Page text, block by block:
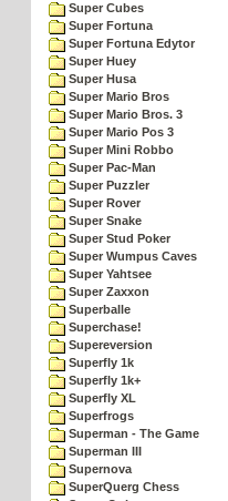
Super Cubes
Super Fortuna
Super Fortuna Edytor
Super Huey
Super Husa
Super Mario Bros
Super Mario Bros. 3
Super Mario Pos 3
Super Mini Robbo
Super Pac-Man
Super Puzzler
Super Rover
Super Snake
Super Stud Poker
Super Wumpus Caves
Super Yahtsee
Super Zaxxon
Superballe
Superchase!
Supereversion
Superfly 1k
Superfly 1k+
Superfly XL
Superfrogs
Superman - The Game
Superman III
Supernova
SuperQuerg Chess